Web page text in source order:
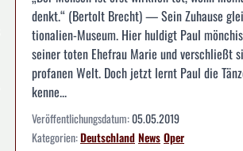
denkt.“ (Bertolt Brecht) — Sein Zuhause
tionalien-Museum. Hier huldigt Paul
seiner toten Ehefrau Marie und verschließt
profanen Welt. Doch jetzt lernt Paul die
kenne...
Veröffentlichungsdatum:05.05.2019
Kategorien:DeutschlandNewsOper